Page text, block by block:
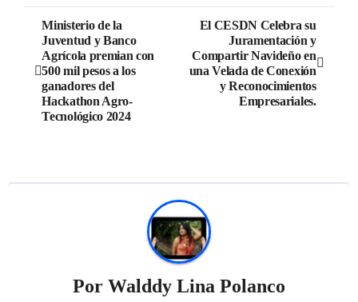
Ministerio de la
Juventud y Banco
Agrícola premian con
500 mil pesos a los
ganadores del
Hackathon Agro-
Tecnológico 2024
El CESDN Celebra su
Juramentación y
Compartir Navideño en
una Velada de Conexión
y Reconocimientos
Empresariales.
Por Walddy Lina Polanco